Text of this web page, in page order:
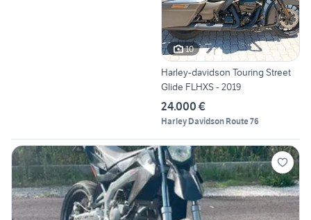
10
Harley-davidson Touring Street
Glide FLHXS - 2019
24.000 €
Harley Davidson Route 76